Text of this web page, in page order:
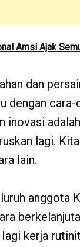
Amsi Ajak
dan
dengan
inovasi
lagi.
lain.
anggota
kerja